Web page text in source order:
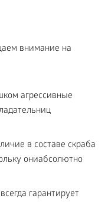
внимание на
агрессивные
в составе скраба
ониабсолютно
гарантирует